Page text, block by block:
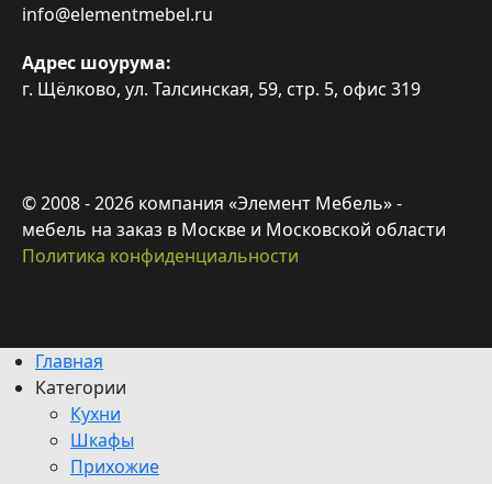
info@elementmebel.ru
Адрес шоурума:
г. Щёлково, ул. Талсинская, 59, стр. 5, офис 319
© 2008 - 2026 компания «Элемент Мебель» -
мебель на заказ в Москве и Московской области
Политика конфиденциальности
Главная
Категории
Кухни
Шкафы
Прихожие